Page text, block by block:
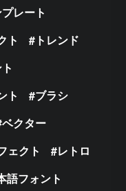
レート
ト
トレンド
ト
ブラシ
ベクター
ェクト
レトロ
語フォント